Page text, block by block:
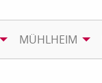
MÜHLHEIM